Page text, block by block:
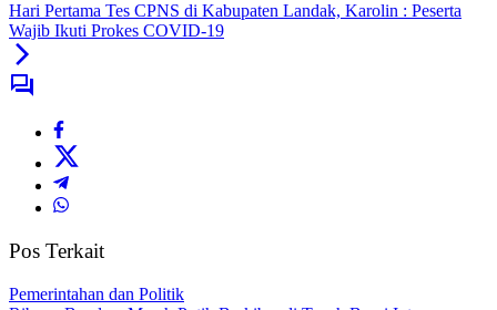
Hari Pertama Tes CPNS di Kabupaten Landak, Karolin : Peserta
Wajib Ikuti Prokes COVID-19
Pos Terkait
Pemerintahan dan Politik